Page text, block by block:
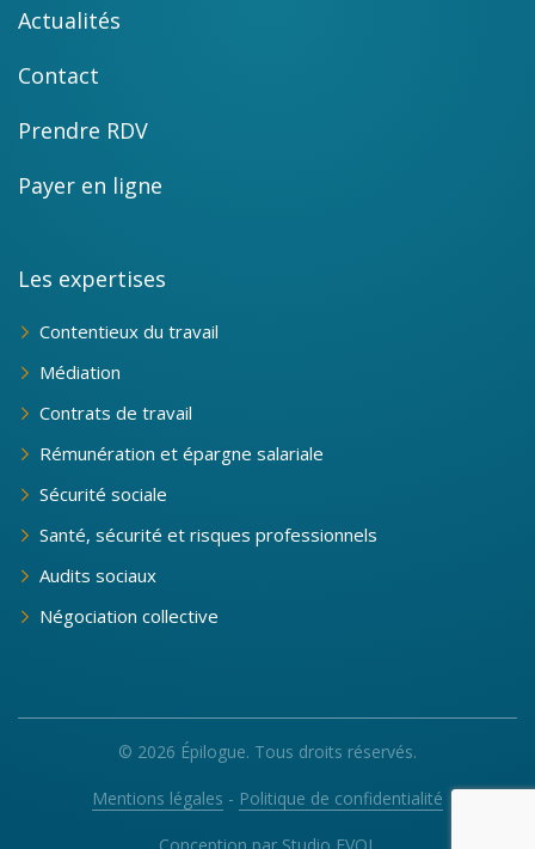
Actualités
Contact
Prendre RDV
Payer en ligne
Les expertises
Contentieux du travail
Médiation
Contrats de travail
Rémunération et épargne salariale
Sécurité sociale
Santé, sécurité et risques professionnels
Audits sociaux
Négociation collective
© 2026 Épilogue. Tous droits réservés.
Mentions légales - Politique de confidentialité